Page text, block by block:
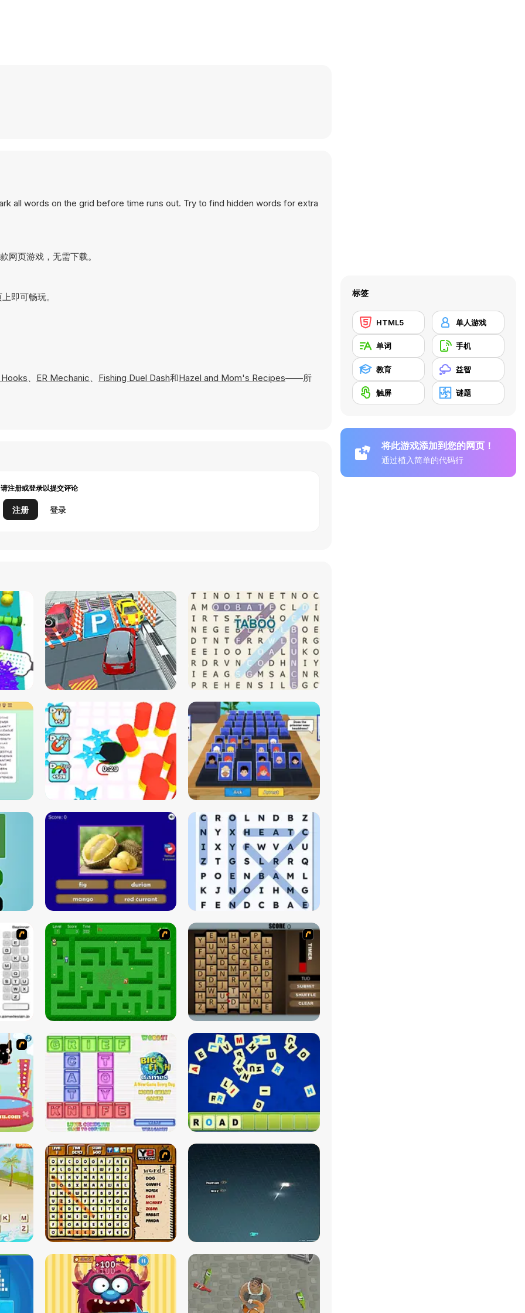
all words on the grid before time runs out. Try to find hidden words for extra
网页游戏，无需下载。
即可畅玩。
、 ER Mechanic、 Fishing Duel Dash和Hazel and Mom's Recipes——所
请注册或登录以提交评论
注册 登录
标签
HTML5 单人游戏
单词 手机
教育 益智
触屏 谜题
将此游戏添加到您的网页！
通过植入简单的代码行